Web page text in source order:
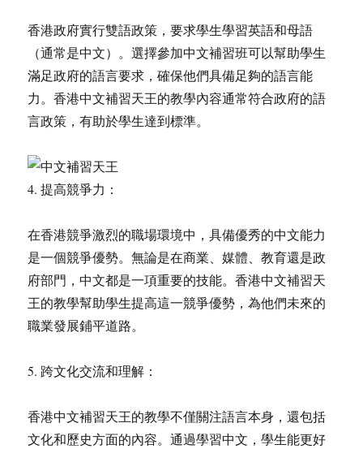
香港政府實行雙語政策，要求學生學習英語和母語
（通常是中文）。選擇參加中文補習班可以幫助學生
滿足政府的語言要求，確保他們具備足夠的語言能
力。香港中文補習天王的教學內容通常符合政府的語
言政策，有助於學生達到標準。
4. 提高競爭力：
在香港競爭激烈的職場環境中，具備優秀的中文能力
是一個競爭優勢。無論是在商業、媒體、教育還是政
府部門，中文都是一項重要的技能。香港中文補習天
王的教學幫助學生提高這一競爭優勢，為他們未來的
職業發展鋪平道路。
5. 跨文化交流和理解：
香港中文補習天王的教學不僅關注語言本身，還包括
文化和歷史方面的內容。通過學習中文，學生能更好